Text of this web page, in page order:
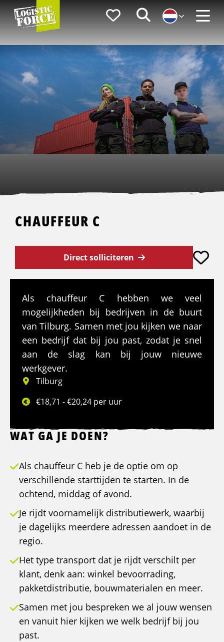
Logistic
Force
FavorietenZoeken
CHAUFFEUR C
Direct solliciteren
Als chauffeur C hebben we veel
mogelijkheden bij bedrijven in de buurt
van Tilburg. Samen met jou kijken we naar
een bedrijf dat bij jou past, zodat je snel
aan de slag kan bij jouw nieuwe
werkgever.
Tilburg
€18,71 - €20,24 per uur
WAT GA JE DOEN?
Als chauffeur C heb je de optie om op
verschillende starttijden te starten. In de
ochtend, middag of avond.
Je rijdt voornamelijk distributiewerk, waarbij
je dagelijks meerdere adressen aandoet in de
regio.
Het type transport dat je rijdt verschilt per
klant, denk aan: winkel bevoorrading,
pakketdistributie, bouwmaterialen en meer.
Samen met jou bespreken we al jouw wensen
en vanuit hier kijken we welk bedrijf bij jou
past.